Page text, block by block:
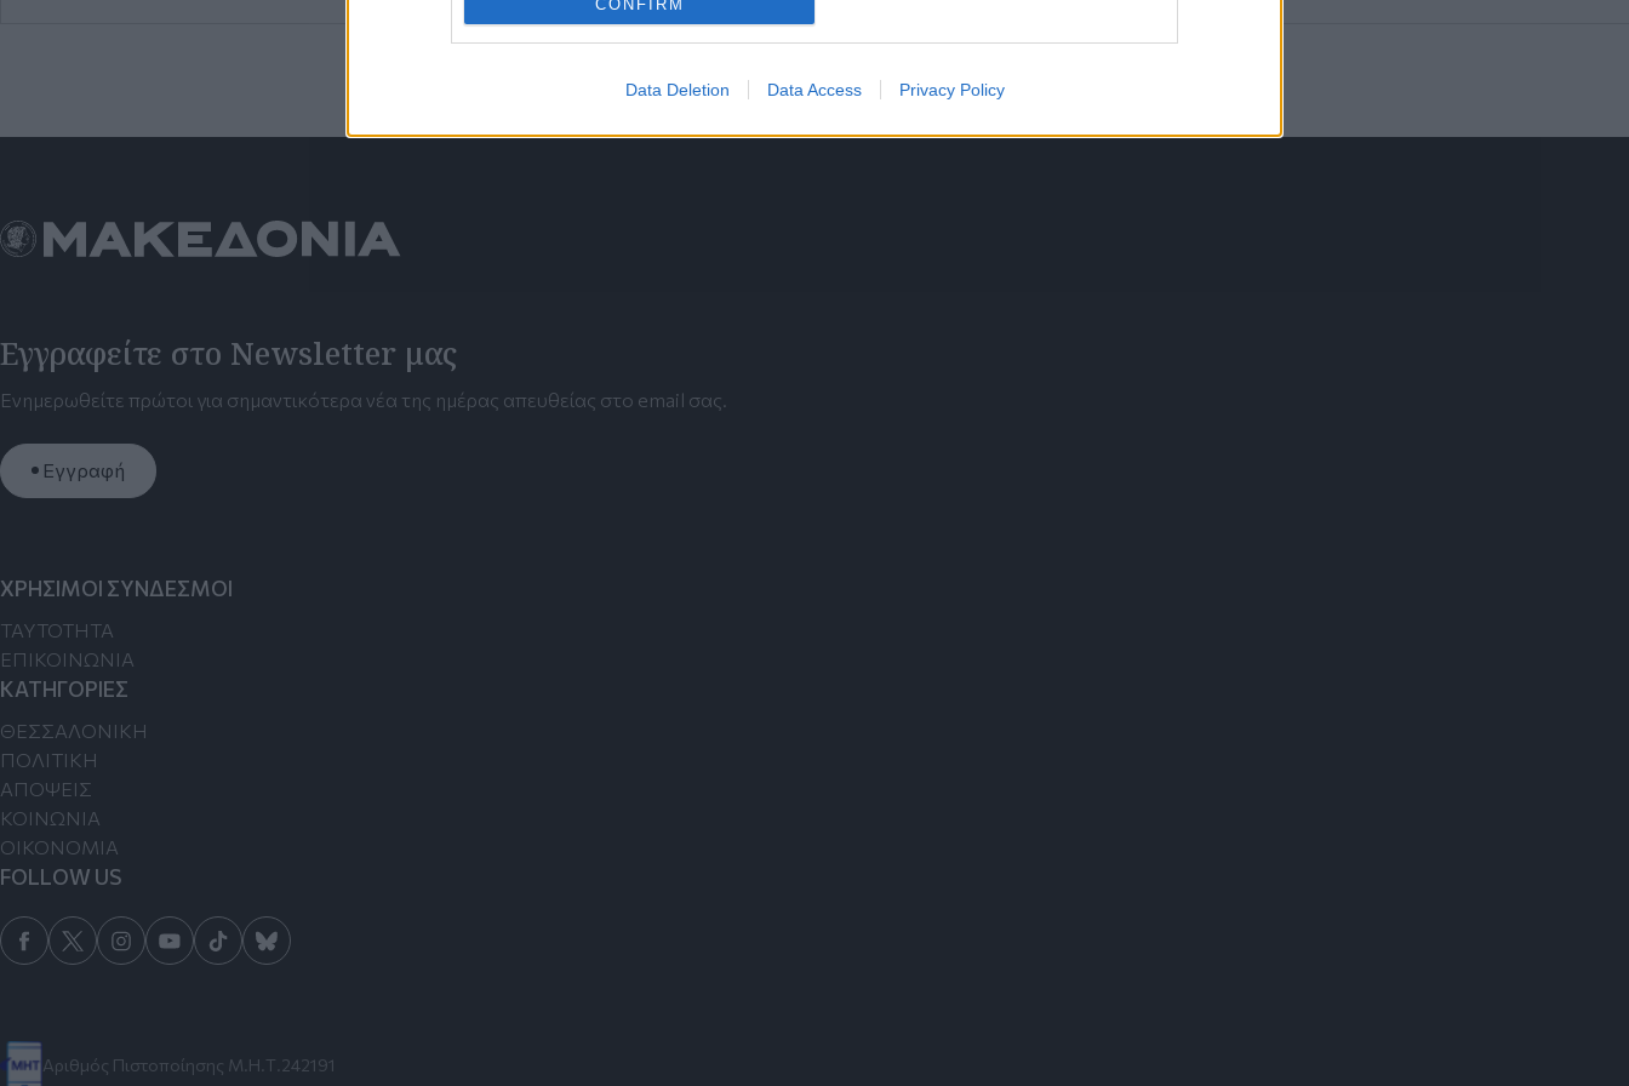
CONFIRM
Data Deletion Data Access Privacy Policy
Εγγραφείτε στο Newsletter μας
Ενημερωθείτε πρώτοι για σημαντικότερα νέα της ημέρας απευθείας στο email σας.
Εγγραφή
Αριθμός Πιστοποίησης Μ.Η.Τ.242191
ΧΡΗΣΙΜΟΙ ΣΥΝΔΕΣΜΟΙ
TAYTOTHTA
ΕΠΙΚΟΙΝΩΝΙΑ
ΚΑΤΗΓΟΡΙΕΣ
ΘΕΣΣΑΛΟΝΙΚΗ
ΠΟΛΙΤΙΚΗ
ΑΠΟΨΕΙΣ
ΚΟΙΝΩΝΙΑ
ΟΙΚΟΝΟΜΙΑ
FOLLOW US